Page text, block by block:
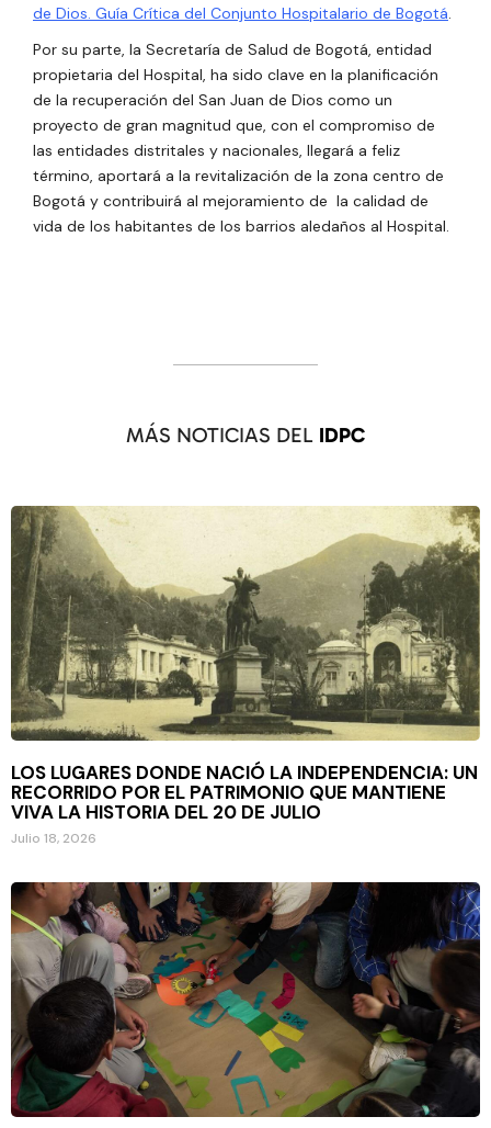
de Dios. Guía Crítica del Conjunto Hospitalario de Bogotá.
Por su parte, la Secretaría de Salud de Bogotá, entidad
propietaria del Hospital, ha sido clave en la planificación
de la recuperación del San Juan de Dios como un
proyecto de gran magnitud que, con el compromiso de
las entidades distritales y nacionales, llegará a feliz
término, aportará a la revitalización de la zona centro de
Bogotá y contribuirá al mejoramiento de la calidad de
vida de los habitantes de los barrios aledaños al Hospital.
MÁS NOTICIAS DEL IDPC
LOS LUGARES DONDE NACIÓ LA INDEPENDENCIA: UN
RECORRIDO POR EL PATRIMONIO QUE MANTIENE
VIVA LA HISTORIA DEL 20 DE JULIO
Julio 18, 2026